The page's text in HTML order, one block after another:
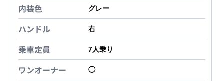
内装色 グレー
ハンドル 右
乗車定員 7人乗り
ワンオーナー ◯